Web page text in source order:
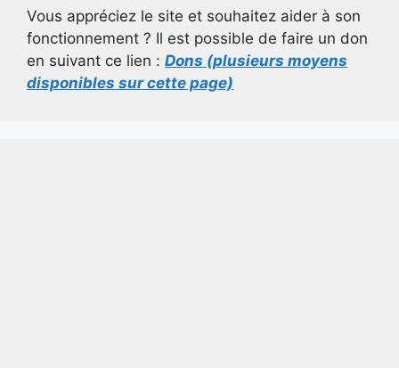
Vous appréciez le site et souhaitez aider à son
fonctionnement ? Il est possible de faire un don
en suivant ce lien : Dons (plusieurs moyens
disponibles sur cette page)